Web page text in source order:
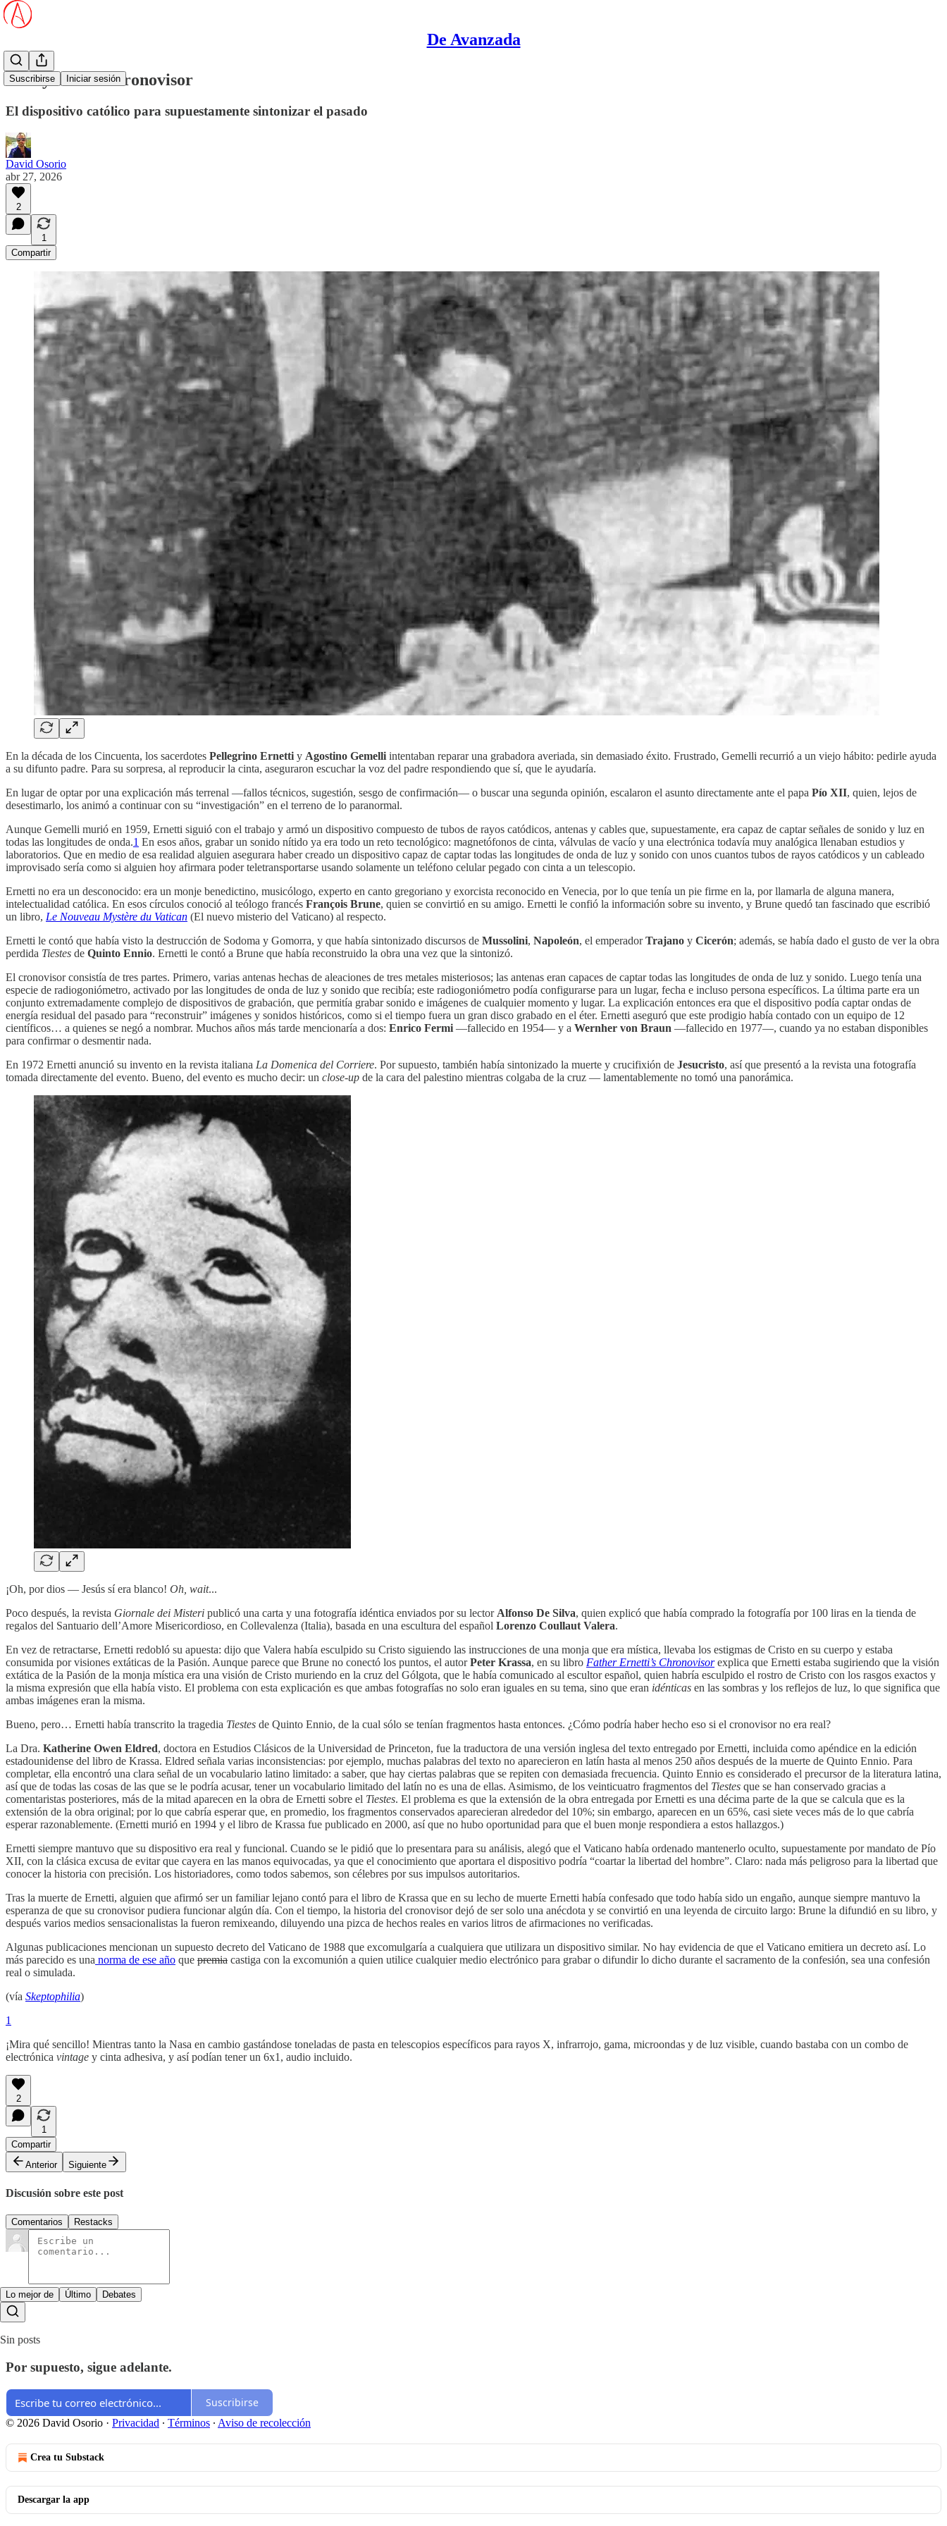
De Avanzada
Suscribirse Iniciar sesión
La leyenda del cronovisor
El dispositivo católico para supuestamente sintonizar el pasado
David Osorio
abr 27, 2026
2
1
Compartir
En la década de los Cincuenta, los sacerdotes Pellegrino Ernetti y Agostino Gemelli intentaban reparar una grabadora averiada, sin demasiado éxito. Frustrado, Gemelli recurrió a un viejo hábito: pedirle ayuda
a su difunto padre. Para su sorpresa, al reproducir la cinta, aseguraron escuchar la voz del padre respondiendo que sí, que le ayudaría.
En lugar de optar por una explicación más terrenal —fallos técnicos, sugestión, sesgo de confirmación— o buscar una segunda opinión, escalaron el asunto directamente ante el papa Pío XII, quien, lejos de
desestimarlo, los animó a continuar con su “investigación” en el terreno de lo paranormal.
Aunque Gemelli murió en 1959, Ernetti siguió con el trabajo y armó un dispositivo compuesto de tubos de rayos catódicos, antenas y cables que, supuestamente, era capaz de captar señales de sonido y luz en
todas las longitudes de onda.1 En esos años, grabar un sonido nítido ya era todo un reto tecnológico: magnetófonos de cinta, válvulas de vacío y una electrónica todavía muy analógica llenaban estudios y
laboratorios. Que en medio de esa realidad alguien asegurara haber creado un dispositivo capaz de captar todas las longitudes de onda de luz y sonido con unos cuantos tubos de rayos catódicos y un cableado
improvisado sería como si alguien hoy afirmara poder teletransportarse usando solamente un teléfono celular pegado con cinta a un telescopio.
Ernetti no era un desconocido: era un monje benedictino, musicólogo, experto en canto gregoriano y exorcista reconocido en Venecia, por lo que tenía un pie firme en la, por llamarla de alguna manera,
intelectualidad católica. En esos círculos conoció al teólogo francés François Brune, quien se convirtió en su amigo. Ernetti le confió la información sobre su invento, y Brune quedó tan fascinado que escribió
un libro, Le Nouveau Mystère du Vatican (El nuevo misterio del Vaticano) al respecto.
Ernetti le contó que había visto la destrucción de Sodoma y Gomorra, y que había sintonizado discursos de Mussolini, Napoleón, el emperadorTrajano y Cicerón; además, se había dado el gusto de ver la obra
perdida Tiestes de Quinto Ennio. Ernetti le contó a Brune que había reconstruido la obra una vez que la sintonizó.
El cronovisor consistía de tres partes. Primero, varias antenas hechas de aleaciones de tres metales misteriosos; las antenas eran capaces de captar todas las longitudes de onda de luz y sonido. Luego tenía una
especie de radiogoniómetro, activado por las longitudes de onda de luz y sonido que recibía; este radiogoniómetro podía configurarse para un lugar, fecha e incluso persona específicos. La última parte era un
conjunto extremadamente complejo de dispositivos de grabación, que permitía grabar sonido e imágenes de cualquier momento y lugar. La explicación entonces era que el dispositivo podía captar ondas de
energía residual del pasado para “reconstruir” imágenes y sonidos históricos, como si el tiempo fuera un gran disco grabado en el éter. Ernetti aseguró que este prodigio había contado con un equipo de 12
científicos… a quienes se negó a nombrar. Muchos años más tarde mencionaría a dos: Enrico Fermi —fallecido en 1954— y a Wernher von Braun —fallecido en 1977—, cuando ya no estaban disponibles
para confirmar o desmentir nada.
En 1972 Ernetti anunció su invento en la revista italiana La Domenica del Corriere. Por supuesto, también había sintonizado la muerte y crucifixión de Jesucristo, así que presentó a la revista una fotografía
tomada directamente del evento. Bueno, del evento es mucho decir: un close-up de la cara del palestino mientras colgaba de la cruz — lamentablemente no tomó una panorámica.
¡Oh, por dios — Jesús sí era blanco! Oh, wait...
Poco después, la revista Giornale dei Misteri publicó una carta y una fotografía idéntica enviados por su lector Alfonso De Silva, quien explicó que había comprado la fotografía por 100 liras en la tienda de
regalos del Santuario dell’Amore Misericordioso, en Collevalenza (Italia), basada en una escultura del español Lorenzo Coullaut Valera.
En vez de retractarse, Ernetti redobló su apuesta: dijo que Valera había esculpido su Cristo siguiendo las instrucciones de una monja que era mística, llevaba los estigmas de Cristo en su cuerpo y estaba
consumida por visiones extáticas de la Pasión. Aunque parece que Brune no conectó los puntos, el autorPeter Krassa, en su libro Father Ernetti’s Chronovisorexplica que Ernetti estaba sugiriendo que la visión
extática de la Pasión de la monja mística era una visión de Cristo muriendo en la cruz del Gólgota, que le había comunicado al escultor español, quien habría esculpido el rostro de Cristo con los rasgos exactos y
la misma expresión que ella había visto. El problema con esta explicación es que ambas fotografías no solo eran iguales en su tema, sino que eran idénticas en las sombras y los reflejos de luz, lo que significa que
ambas imágenes eran la misma.
Bueno, pero… Ernetti había transcrito la tragedia Tiestes de Quinto Ennio, de la cual sólo se tenían fragmentos hasta entonces. ¿Cómo podría haber hecho eso si el cronovisor no era real?
La Dra. Katherine Owen Eldred, doctora en Estudios Clásicos de la Universidad de Princeton, fue la traductora de una versión inglesa del texto entregado por Ernetti, incluida como apéndice en la edición
estadounidense del libro de Krassa. Eldred señala varias inconsistencias: por ejemplo, muchas palabras del texto no aparecieron en latín hasta al menos 250 años después de la muerte de Quinto Ennio. Para
completar, ella encontró una clara señal de un vocabulario latino limitado: a saber, que hay ciertas palabras que se repiten con demasiada frecuencia. Quinto Ennio es considerado el precursor de la literatura latina,
así que de todas las cosas de las que se le podría acusar, tener un vocabulario limitado del latín no es una de ellas. Asimismo, de los veinticuatro fragmentos del Tiestes que se han conservado gracias a
comentaristas posteriores, más de la mitad aparecen en la obra de Ernetti sobre el Tiestes. El problema es que la extensión de la obra entregada por Ernetti es una décima parte de la que se calcula que es la
extensión de la obra original; por lo que cabría esperar que, en promedio, los fragmentos conservados aparecieran alrededor del 10%; sin embargo, aparecen en un 65%, casi siete veces más de lo que cabría
esperar razonablemente. (Ernetti murió en 1994 y el libro de Krassa fue publicado en 2000, así que no hubo oportunidad para que el buen monje respondiera a estos hallazgos.)
Ernetti siempre mantuvo que su dispositivo era real y funcional. Cuando se le pidió que lo presentara para su análisis, alegó que el Vaticano había ordenado mantenerlo oculto, supuestamente por mandato de Pío
XII, con la clásica excusa de evitar que cayera en las manos equivocadas, ya que el conocimiento que aportara el dispositivo podría “coartar la libertad del hombre”. Claro: nada más peligroso para la libertad que
conocer la historia con precisión. Los historiadores, como todos sabemos, son célebres por sus impulsos autoritarios.
Tras la muerte de Ernetti, alguien que afirmó ser un familiar lejano contó para el libro de Krassa que en su lecho de muerte Ernetti había confesado que todo había sido un engaño, aunque siempre mantuvo la
esperanza de que su cronovisor pudiera funcionar algún día. Con el tiempo, la historia del cronovisor dejó de ser solo una anécdota y se convirtió en una leyenda de circuito largo: Brune la difundió en su libro, y
después varios medios sensacionalistas la fueron remixeando, diluyendo una pizca de hechos reales en varios litros de afirmaciones no verificadas.
Algunas publicaciones mencionan un supuesto decreto del Vaticano de 1988 que excomulgaría a cualquiera que utilizara un dispositivo similar. No hay evidencia de que el Vaticano emitiera un decreto así. Lo
más parecido es una norma de ese año que premia castiga con la excomunión a quien utilice cualquier medio electrónico para grabar o difundir lo dicho durante el sacramento de la confesión, sea una confesión
real o simulada.
(vía Skeptophilia)
1
¡Mira qué sencillo! Mientras tanto la Nasa en cambio gastándose toneladas de pasta en telescopios específicos para rayos X, infrarrojo, gama, microondas y de luz visible, cuando bastaba con un combo de
electrónica vintage y cinta adhesiva, y así podían tener un 6x1, audio incluido.
2
1
Compartir
Anterior
Siguiente
Discusión sobre este post
Comentarios Restacks
Lo mejor de Último Debates
Sin posts
Por supuesto, sigue adelante.
Suscribirse
© 2026 David Osorio · Privacidad ∙ Términos ∙ Aviso de recolección
Crea tu Substack
Descargar la app